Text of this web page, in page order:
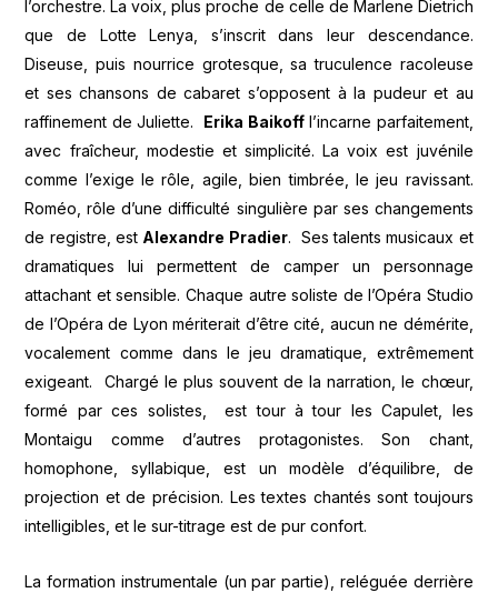
l’orchestre. La voix, plus proche de celle de Marlene Dietrich
que de Lotte Lenya, s’inscrit dans leur descendance.
Diseuse, puis nourrice grotesque, sa truculence racoleuse
et ses chansons de cabaret s’opposent à la pudeur et au
raffinement de Juliette. Erika Baikoffl’incarne parfaitement,
avec fraîcheur, modestie et simplicité. La voix est juvénile
comme l’exige le rôle, agile, bien timbrée, le jeu ravissant.
Roméo, rôle d’une difficulté singulière par ses changements
de registre, est Alexandre Pradier. Ses talents musicaux et
dramatiques lui permettent de camper un personnage
attachant et sensible. Chaque autre soliste de l’Opéra Studio
de l’Opéra de Lyon mériterait d’être cité, aucun ne démérite,
vocalement comme dans le jeu dramatique, extrêmement
exigeant. Chargé le plus souvent de la narration, le chœur,
formé par ces solistes, est tour à tour les Capulet, les
Montaigu comme d’autres protagonistes. Son chant,
homophone, syllabique, est un modèle d’équilibre, de
projection et de précision. Les textes chantés sont toujours
intelligibles, et le sur-titrage est de pur confort.
La formation instrumentale (un par partie), reléguée derrière